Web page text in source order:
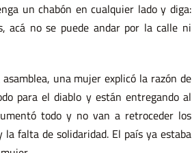
un chabón en cualquier lado y diga:
acá no se puede andar por la calle ni
una mujer explicó la razón de
para el diablo y están entregando al
todo y no van a retroceder los
falta de solidaridad. El país ya estaba